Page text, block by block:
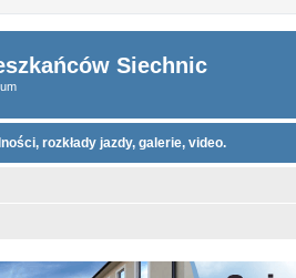
Siechnic
rozkłady jazdy, galerie, video.